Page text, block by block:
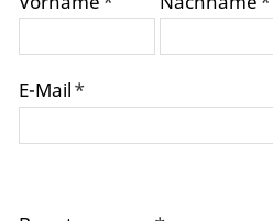
E-Mail*